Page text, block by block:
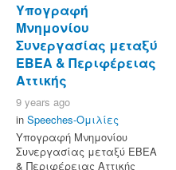
Υπογραφή
Μνημονίου
Συνεργασίας μεταξύ
ΕΒΕΑ & Περιφέρειας
Αττικής
9 years ago
in Speeches-Ομιλίες
Υπογραφή Μνημονίου
Συνεργασίας μεταξύ ΕΒΕΑ
& Περιφέρειας Αττικής